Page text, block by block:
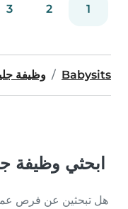
1
2
3
Babysits وظيفة
ابحثي وظيفة
هل تبحثين عن فرص